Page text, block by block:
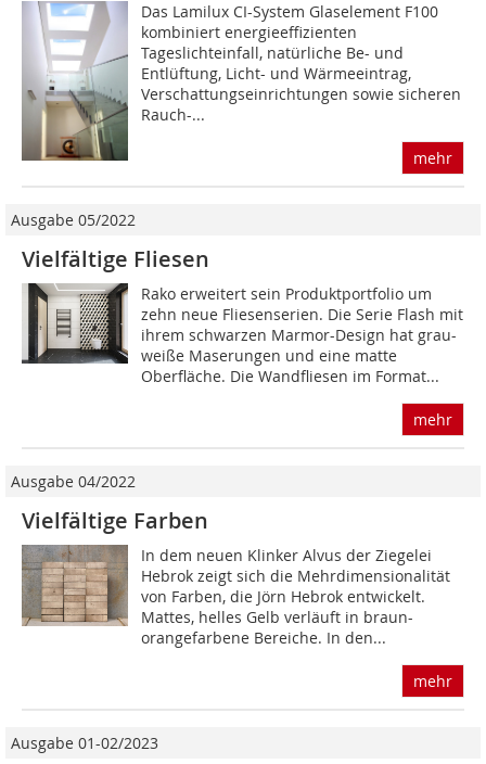
Das Lamilux CI-System Glaselement F100
kombiniert energie­effizienten
Tageslichteinfall, natürliche Be- und
Entlüftung, Licht- und Wärmeeintrag,
Verschattungseinrichtungen sowie sicheren
Rauch-...
mehr
Ausgabe 05/2022
Vielfältige Fliesen
Rako erweitert sein Produktportfolio um
zehn neue Fliesen­serien. Die Serie Flash mit
ihrem schwarzen Marmor-Design hat grau-
weiße Maserungen und eine matte
Oberfläche. Die Wandfliesen im Format...
mehr
Ausgabe 04/2022
Vielfältige Farben
In dem neuen Klinker Alvus der Ziegelei
Hebrok zeigt sich die Mehrdimensionalität
von Farben, die Jörn Hebrok entwickelt.
Mattes, helles Gelb verläuft in braun-
orangefarbene Bereiche. In den...
mehr
Ausgabe 01-02/2023